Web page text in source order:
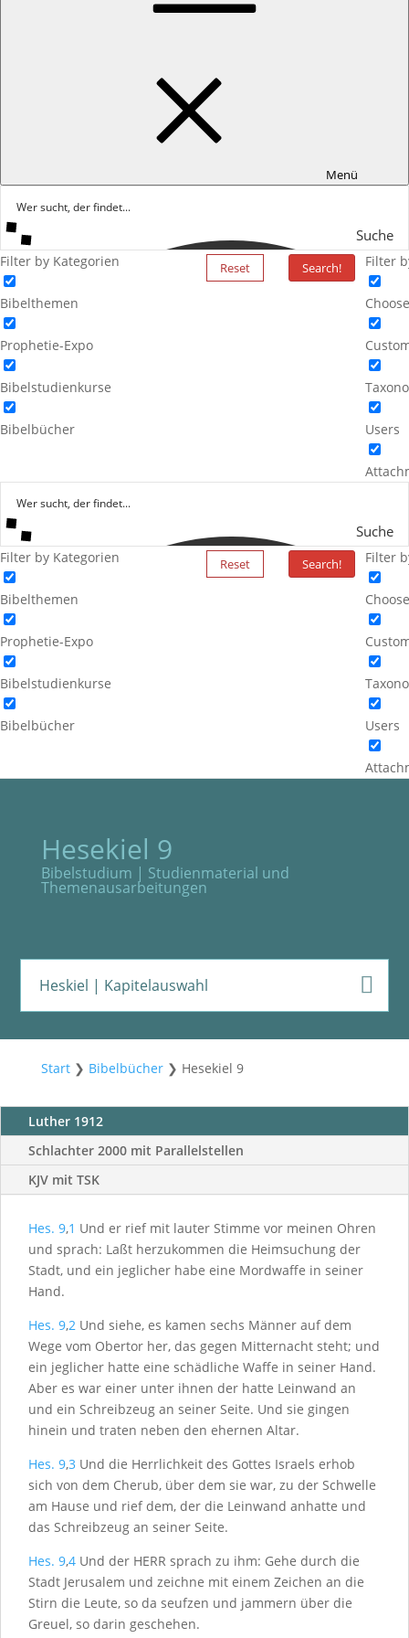
Menü
Suche
Filter by Kategorien
Bibelthemen
Prophetie-Expo
Bibelstudienkurse
Bibelbücher
Reset Search! Filter
Users
Suche
Filter by Kategorien
Bibelthemen
Prophetie-Expo
Bibelstudienkurse
Bibelbücher
Reset Search! Filter
Users
Hesekiel 9
Bibelstudium | Studienmaterial und
Themenausarbeitungen
Heskiel | Kapitelauswahl
Start❯ Bibelbücher❯ Hesekiel 9
Luther 1912
Schlachter 2000 mit Parallelstellen
KJV mit TSK
Hes. 9,1 Und er rief mit lauter Stimme vor meinen Ohren
und sprach: Laßt herzukommen die Heimsuchung der
Stadt, und ein jeglicher habe eine Mordwaffe in seiner
Hand.
Hes. 9,2 Und siehe, es kamen sechs Männer auf dem
Wege vom Obertor her, das gegen Mitternacht steht; und
ein jeglicher hatte eine schädliche Waffe in seiner Hand.
Aber es war einer unter ihnen der hatte Leinwand an
und ein Schreibzeug an seiner Seite. Und sie gingen
hinein und traten neben den ehernen Altar.
Hes. 9,3 Und die Herrlichkeit des Gottes Israels erhob
sich von dem Cherub, über dem sie war, zu der Schwelle
am Hause und rief dem, der die Leinwand anhatte und
das Schreibzeug an seiner Seite.
Hes. 9,4 Und der HERR sprach zu ihm: Gehe durch die
Stadt Jerusalem und zeichne mit einem Zeichen an die
Stirn die Leute, so da seufzen und jammern über die
Greuel, so darin geschehen.